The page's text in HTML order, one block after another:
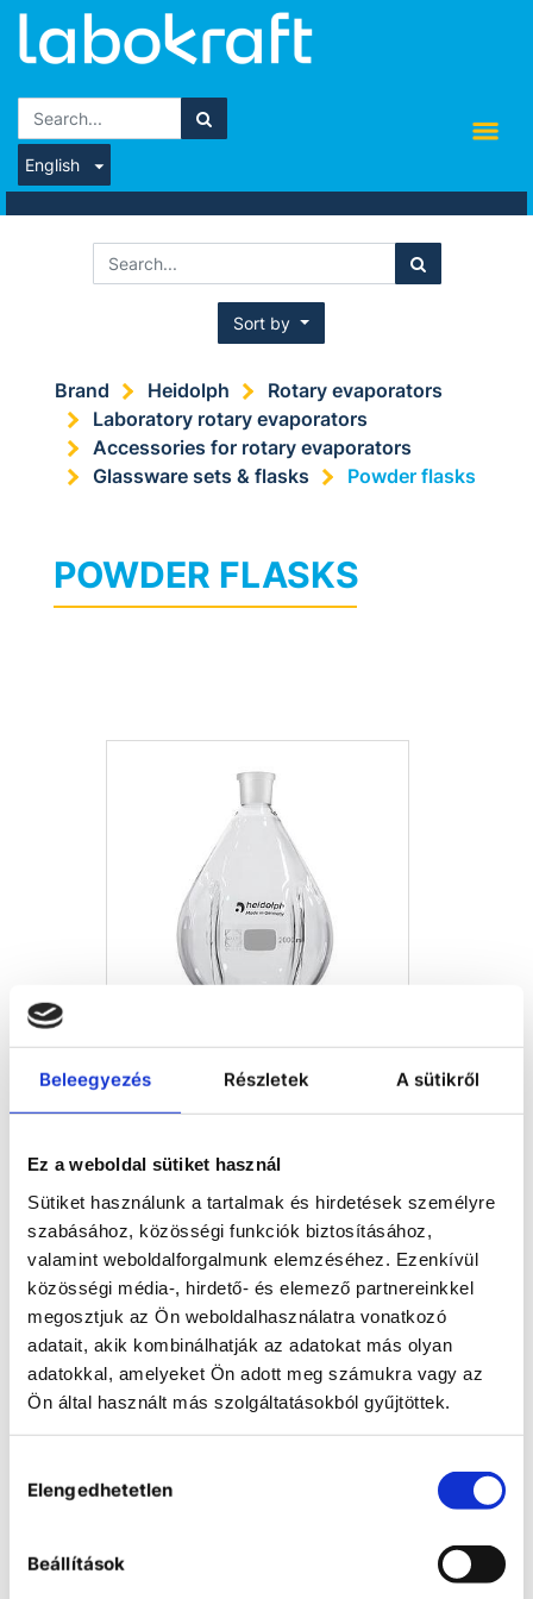
Beleegyezés Részletek A sütikről
Ez a weboldal sütiket használ
Sütiket használunk a tartalmak és hirdetések személyre
szabásához, közösségi funkciók biztosításához,
valamint weboldalforgalmunk elemzéséhez. Ezenkívül
közösségi média-, hirdető- és elemező partnereinkkel
megosztjuk az Ön weboldalhasználatra vonatkozó
adatait, akik kombinálhatják az adatokat más olyan
adatokkal, amelyeket Ön adott meg számukra vagy az
Ön által használt más szolgáltatásokból gyűjtöttek.
kiválasztása
Elengedhetetlen
Beállítások
English
Sort by
Brand Heidolph
Rotary evaporators
Laboratory rotary evaporators
Accessories for rotary evaporators
Glassware sets & flasks
Powder flasks
POWDER FLASKS
ml
Powder flasks come with a
are also available with NS
COMPARE